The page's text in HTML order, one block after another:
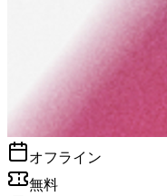
オフライン
無料